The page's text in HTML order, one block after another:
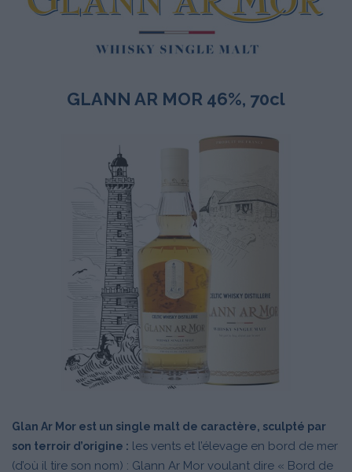
GLANN AR MOR 46%, 70cl
Glan Ar Mor est un single malt de caractère, sculpté par
son terroir d’origine : les vents et l’élevage en bord de mer
(d’où il tire son nom) : Glann Ar Mor voulant dire « Bord de